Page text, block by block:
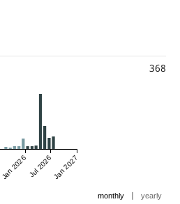
368
Jan 2026Jul 2026Jan 2027
monthly | yearly